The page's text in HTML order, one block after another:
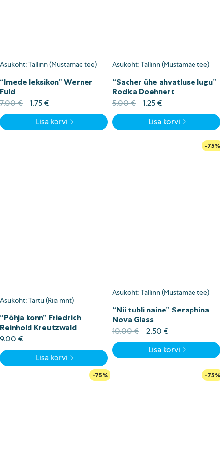
Asukoht: Tallinn (Mustamäe tee)
“Imede leksikon” Werner
Fuld
7.00€
Algne
hind
oli:
7.00 €.
1.75€
price
is:
1.75 €.
Lisa korvi
Asukoht: Tallinn (Mustamäe tee)
“Sacher ühe ahvatluse lugu”
Rodica Doehnert
5.00€
Algne
hind
oli:
5.00 €.
1.25€Current
price
is:
1.25 €.
Lisa korvi
Asukoht: Tartu (Riia mnt)
“Põhja konn” Friedrich
Reinhold Kreutzwald
9.00 €
Lisa korvi
-75%
Asukoht: Tallinn (Mustamäe tee)
“Nii tubli naine” Seraphina
Nova Glass
10.00€
Algne
hind
oli:
10.00 €.
2.50 €Current
price
is:
2.50 €.
Lisa korvi
-75% -75%